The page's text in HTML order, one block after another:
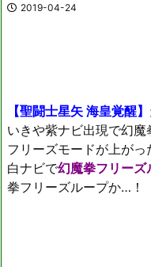
2019-04-24
【聖闘士星矢 海皇覚醒】
いきや紫ナビ出現で幻
フリーズモードが上が
白ナビで幻魔拳フリーズ
拳フリーズループか…！